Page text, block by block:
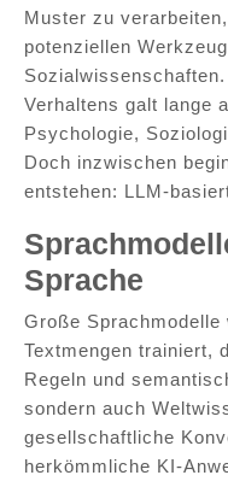
Muster zu
potenziellen
Verhaltens galt lange
Psychologie,
Doch inzwischen
entstehen: LLM-
Sprache
Große Sprachmodelle
Textmengen trainiert,
Regeln und
sondern auch
gesellschaftliche
herkömmliche KI-